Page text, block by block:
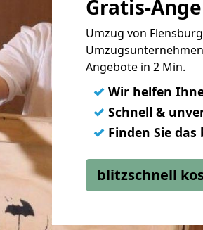
Gratis-
Umzug von
Angebote in 2 Min.
✓ Wir helfen
✓ Schnell &
✓ Finden Sie
blitzschnell